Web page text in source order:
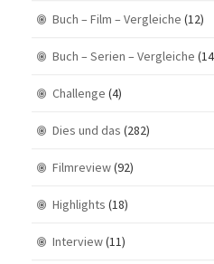
Buch – Film – Vergleiche (12)
Buch – Serien – Vergleiche
Challenge (4)
Dies und das (282)
Filmreview(92)
Highlights (18)
Interview(11)